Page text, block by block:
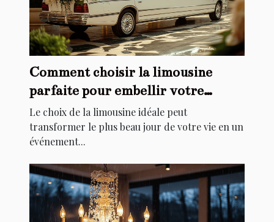
Comment choisir la limousine
parfaite pour embellir votre
mariage
Le choix de la limousine idéale peut
transformer le plus beau jour de votre vie en un
événement...